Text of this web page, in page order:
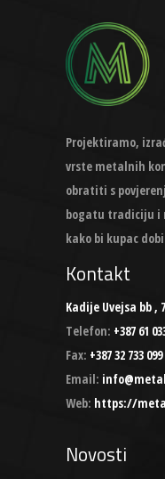
Projektiramo,
vrste metalnih
obratiti s
bogatu tradiciju i
kako bi kupac
Kontakt
Kadije Uvejsa bb ,
Telefon: +387 61
Fax: +387 32 733 099
Email:
Web: https://
Novosti